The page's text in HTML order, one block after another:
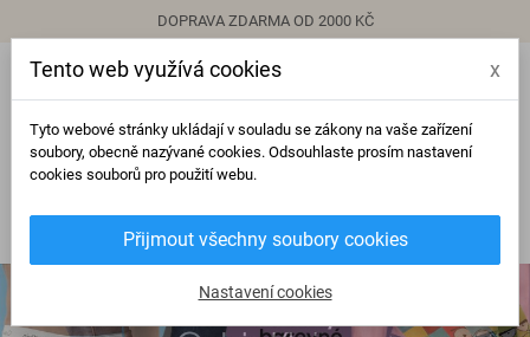
DOPRAVA ZDARMA OD 2000 KČ
view_headline
Přihlásit se
Tento web využívá cookies x
Tyto webové stránky ukládají v souladu se zákony na vaše zařízení
soubory, obecně nazývané cookies. Odsouhlaste prosím nastavení
cookies souborů pro použití webu.
Přijmout všechny soubory cookies
Nastavení cookies